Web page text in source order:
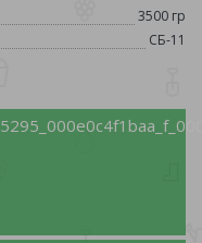
3500 гр
СБ-11